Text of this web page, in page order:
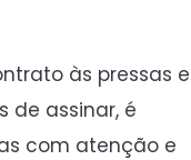
às pressas e
de assinar, é
com atenção e